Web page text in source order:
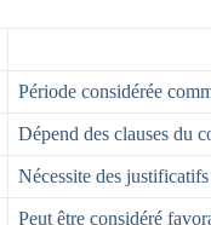
Période considérée
Dépend des clauses du
Nécessite des justificatifs
Peut être considéré